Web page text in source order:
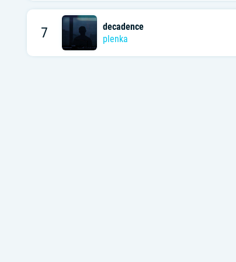
7
decadence
plenka